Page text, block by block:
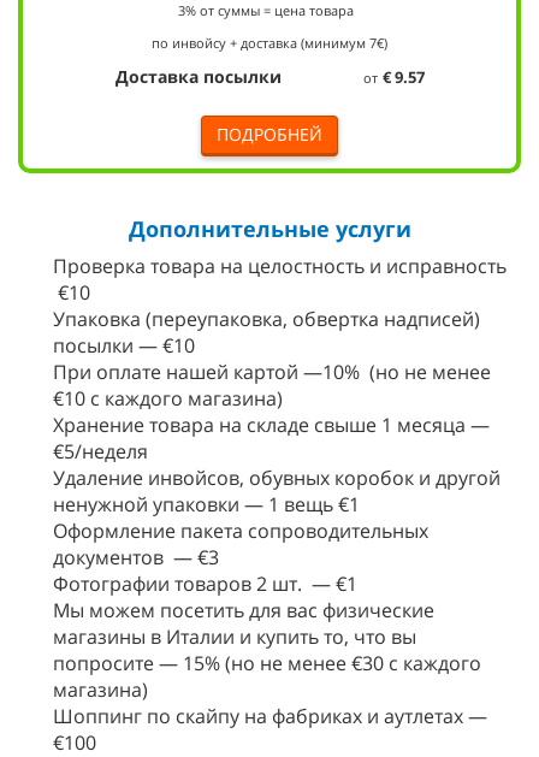
3% от суммы = цена товара
по инвойсу + доставка (минимум 7€)
Доставка посылки от € 9.57
ПОДРОБНЕЙ
Дополнительные услуги
Проверка товара на целостность и исправность
€10
Упаковка (переупаковка, обвертка надписей)
посылки — €10
При оплате нашей картой —10% (но не менее
€10 с каждого магазина)
Хранение товара на складе свыше 1 месяца —
€5/неделя
Удаление инвойсов, обувных коробок и другой
ненужной упаковки — 1 вещь €1
Оформление пакета сопроводительных
документов — €3
Фотографии товаров 2 шт. — €1
Мы можем посетить для вас физические
магазины в Италии и купить то, что вы
попросите — 15% (но не менее €30 с каждого
магазина)
Шоппинг по скайпу на фабриках и аутлетах —
€100